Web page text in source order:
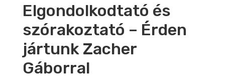
Elgondolkodtató és
szórakoztató – Érden
jártunk Zacher
Gáborral